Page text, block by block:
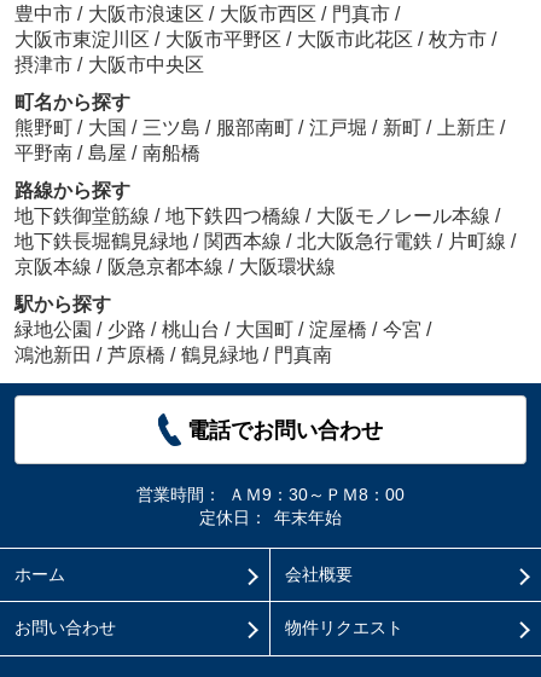
豊中市 / 大阪市浪速区 / 大阪市西区 / 門真市 /
大阪市東淀川区 / 大阪市平野区 / 大阪市此花区 / 枚方市 /
摂津市 / 大阪市中央区
町名から探す
熊野町 / 大国 / 三ツ島 / 服部南町 / 江戸堀 / 新町 / 上新庄 /
平野南 / 島屋 / 南船橋
路線から探す
地下鉄御堂筋線 / 地下鉄四つ橋線 / 大阪モノレール本線 /
地下鉄長堀鶴見緑地 / 関西本線 / 北大阪急行電鉄 / 片町線 /
京阪本線 / 阪急京都本線 / 大阪環状線
駅から探す
緑地公園 / 少路 / 桃山台 / 大国町 / 淀屋橋 / 今宮 /
鴻池新田 / 芦原橋 / 鶴見緑地 / 門真南
電話でお問い合わせ
営業時間：
ＡＭ9：30～ＰＭ8：00
定休日：
年末年始
ホーム 会社概要
お問い合わせ 物件リクエスト